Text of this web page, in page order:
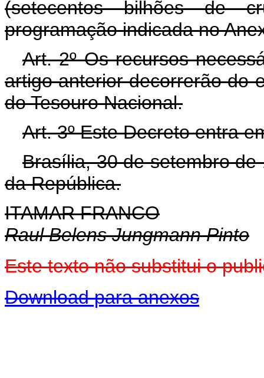
(setecentos bilhões de
programação indicada no
Art. 2º Os recursos
artigo anterior decorrerão do
do Tesouro Nacional.
Art. 3º Este Decreto entra
Brasília, 30 de setembro de
da República.
ITAMAR FRANCO
Raul Belens Jungmann Pinto
Este texto não substitui o
Download para anexos